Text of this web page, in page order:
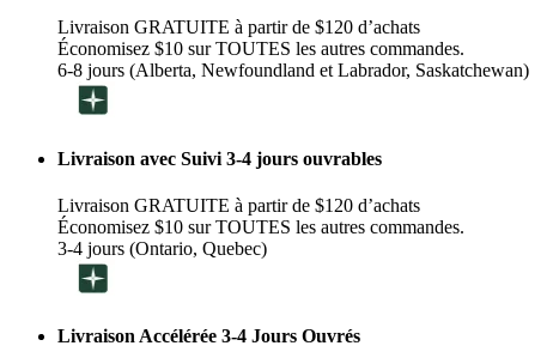
Livraison GRATUITE à partir de $120 d’achats
Économisez $10 sur TOUTES les autres commandes.
6-8 jours (Alberta, Newfoundland et Labrador, Saskatchewan)
Livraison avec Suivi 3-4 jours ouvrables
Livraison GRATUITE à partir de $120 d’achats
Économisez $10 sur TOUTES les autres commandes.
3-4 jours (Ontario, Quebec)
Livraison Accélérée 3-4 Jours Ouvrés